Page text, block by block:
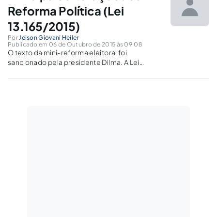
Reforma Política (Lei
13.165/2015)
PorJeison Giovani Heiler
Publicado em 06 de Outubro de 2015 às 09:08
O texto da mini-reforma eleitoral foi
sancionado pela presidente Dilma. A Lei
para a próxima eleição. Este artigo sistematiza